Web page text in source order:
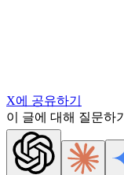
X에 공유하기
이 글에 대해 질문하기